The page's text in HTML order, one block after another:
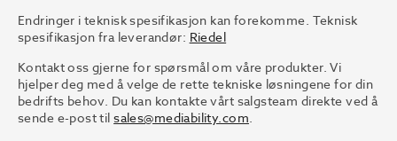
Endringer i teknisk spesifikasjon kan forekomme. Teknisk
spesifikasjon fra leverandør: Riedel
Kontakt oss gjerne for spørsmål om våre produkter. Vi
hjelper deg med å velge de rette tekniske løsningene for din
bedrifts behov. Du kan kontakte vårt salgsteam direkte ved å
sende e-post tilsales@mediability.com.